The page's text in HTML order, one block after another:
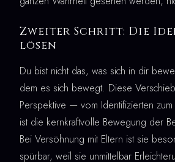
Zweiter Schritt: Die
lösen
Du bist nicht das, was sich in dir
dem es sich bewegt. Diese
Perspektive — vom Identifizierten
ist die kernkraftvolle Bewegung der
Bei Versöhnung mit Eltern ist sie
spürbar, weil sie unmittelbar